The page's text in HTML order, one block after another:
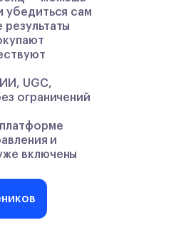
убедиться сам
UGC,
ограничений
и
включены